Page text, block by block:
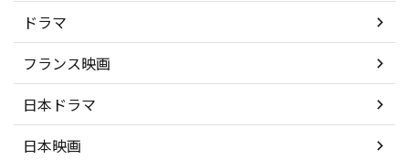
ドラマ
フランス映画
日本ドラマ
日本映画